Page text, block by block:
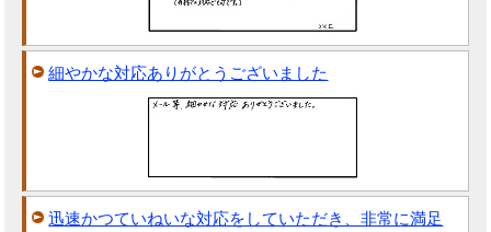
細やかな対応ありがとうございました
迅速かつていねいな対応をしていただき、非常に満足